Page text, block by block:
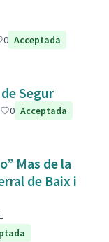
0 Acceptada
Segur
0 Acceptada
Mas de la
de Baix i